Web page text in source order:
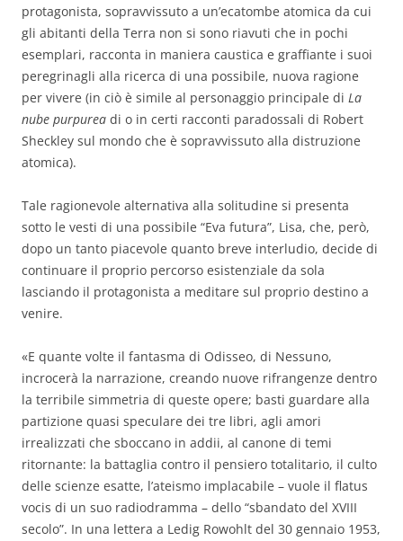
protagonista, sopravvissuto a un’ecatombe atomica da cui
gli abitanti della Terra non si sono riavuti che in pochi
esemplari, racconta in maniera caustica e graffiante i suoi
peregrinagli alla ricerca di una possibile, nuova ragione
per vivere (in ciò è simile al personaggio principale di La
nube purpurea di o in certi racconti paradossali di Robert
Sheckley sul mondo che è sopravvissuto alla distruzione
atomica).
Tale ragionevole alternativa alla solitudine si presenta
sotto le vesti di una possibile “Eva futura”, Lisa, che, però,
dopo un tanto piacevole quanto breve interludio, decide di
continuare il proprio percorso esistenziale da sola
lasciando il protagonista a meditare sul proprio destino a
venire.
«E quante volte il fantasma di Odisseo, di Nessuno,
incrocerà la narrazione, creando nuove rifrangenze dentro
la terribile simmetria di queste opere; basti guardare alla
partizione quasi speculare dei tre libri, agli amori
irrealizzati che sboccano in addii, al canone di temi
ritornante: la battaglia contro il pensiero totalitario, il culto
delle scienze esatte, l’ateismo implacabile – vuole il flatus
vocis di un suo radiodramma – dello “sbandato del XVIII
secolo”. In una lettera a Ledig Rowohlt del 30 gennaio 1953,